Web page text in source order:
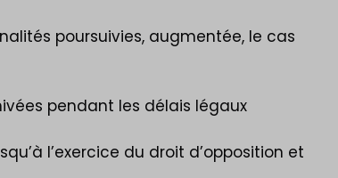
poursuivies, augmentée, le cas
pendant les délais légaux
l’exercice du droit d’opposition et